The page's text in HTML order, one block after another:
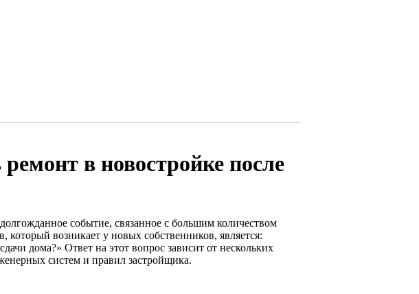
в новостройке после
событие, связанное с большим количеством
возникает у новых собственников, является:
дома?» Ответ на этот вопрос зависит от нескольких
систем и правил застройщика.